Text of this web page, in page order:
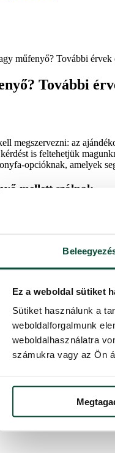
Ez a weboldal sütiket
Sütiket használunk a
weboldalforgalmunk
weboldalhasználatra
számukra vagy az Ön
műfenyő? További érvek
További
megszervezni: az
is feltehetjük
opcióknak, amelyek
mellett szólnak
karácsonyfákat?
családi
családi tevékenység.
az illata.
akik nem feltétlenül
akárüzleteik
között a karácsonyi
szemléletűek.
a lehulló
készülődni,